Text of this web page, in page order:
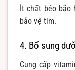
Ít chất béo bão
bảo vệ tim.
4. Bổ sung
Cung cấp